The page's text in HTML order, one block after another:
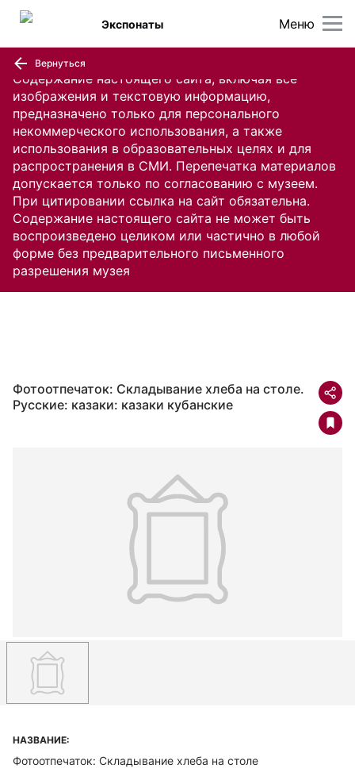
Содержание настоящего сайта, включая все
изображения и текстовую информацию,
предназначено только для персонального
некоммерческого использования, а также
использования в образовательных целях и для
распространения в СМИ. Перепечатка материалов
допускается только по согласованию с музеем.
При цитировании ссылка на сайт обязательна.
Содержание настоящего сайта не может быть
воспроизведено целиком или частично в любой
форме без предварительного письменного
разрешения музея
Меню
Экспонаты
Вернуться
Фотоотпечаток: Складывание хлеба на столе.
Русские: казаки: казаки кубанские
НАЗВАНИЕ:
Фотоотпечаток: Складывание хлеба на столе